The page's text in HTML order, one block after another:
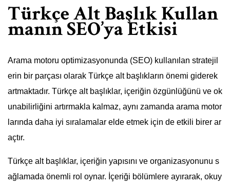
Türkçe Alt Başlık Kullan
manın SEO’ya Etkisi
Arama motoru optimizasyonunda (SEO) kullanılan stratejil
erin bir parçası olarak Türkçe alt başlıkların önemi giderek
artmaktadır. Türkçe alt başlıklar, içeriğin özgünlüğünü ve ok
unabilirliğini artırmakla kalmaz, aynı zamanda arama motor
larında daha iyi sıralamalar elde etmek için de etkili birer ar
açtır.
Türkçe alt başlıklar, içeriğin yapısını ve organizasyonunu s
ağlamada önemli rol oynar. İçeriği bölümlere ayırarak, okuy